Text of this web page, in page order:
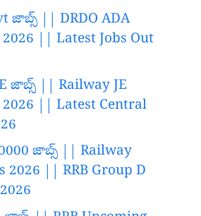
జాబ్స్ || DRDO ADA
|| Latest Jobs Out
జాబ్స్ || Railway JE
|| Latest Central
జాబ్స్ || Railway
2026 || RRB Group D